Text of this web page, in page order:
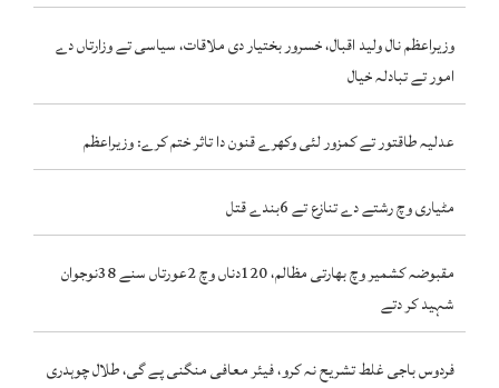
وزیراعظم نال ولید اقبال، خسرور بختیار دی ملاقات، سیاسی تے وزارتاں دے
امور تے تبادلہ خیال
عدلیہ طاقتور تے کمزور لئی وکھرے قنون دا تاثر ختم کرے: وزیراعظم
مٹیاری وچ رشتے دے تنازع تے 6بندے قتل
مقبوضہ کشمیر وچ بھارتی مظالم، 120دناں وچ 2عورتاں سنے 38نوجوان
شہید کر دتے
فردوس باجی غلط تشریح نہ کرو، فیئر معافی منگنی پے گی، طلال چوہدری